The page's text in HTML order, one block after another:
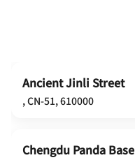
Ancient Jinli Street
, CN-51, 610000
Chengdu Panda Base